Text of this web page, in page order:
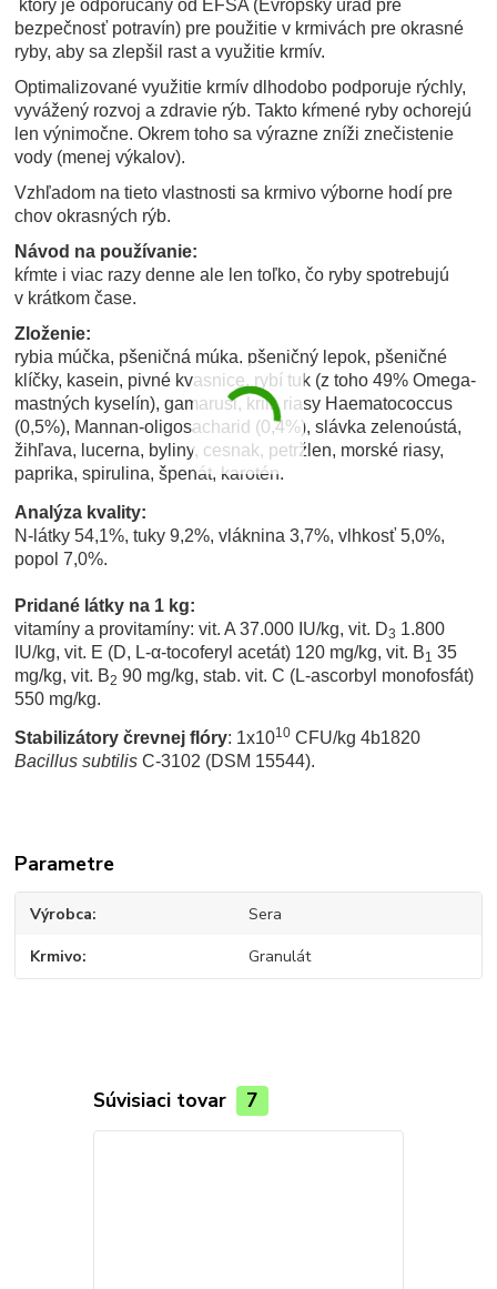
ktorý je odporúčaný od EFSA (Evropský úrad pre
bezpečnosť potravín) pre použitie v krmivách pre okrasné
ryby, aby sa zlepšil rast a využitie krmív.
Optimalizované využitie krmív dlhodobo podporuje rýchly,
vyvážený rozvoj a zdravie rýb. Takto kŕmené ryby ochorejú
len výnimočne. Okrem toho sa výrazne zníži znečistenie
vody (menej výkalov).
Vzhľadom na tieto vlastnosti sa krmivo výborne hodí pre
chov okrasných rýb.
Návod na používanie:
kŕmte i viac razy denne ale len toľko, čo ryby spotrebujú
v krátkom čase.
Zloženie:
rybia múčka, pšeničná múka, pšeničný lepok, pšeničné
klíčky, kasein, pivné kvasnice, rybí tuk (z toho 49% Omega-
mastných kyselín), gamarusi, krill, riasy Haematococcus
(0,5%), Mannan-oligosacharid (0,4%), slávka zelenoústá,
žihľava, lucerna, byliny, cesnak, petržlen, morské riasy,
paprika, spirulina, špenát, karotén.
Analýza kvality:
N-látky 54,1%, tuky 9,2%, vláknina 3,7%, vlhkosť 5,0%,
popol 7,0%.
Pridané látky na 1 kg:
vitamíny a provitamíny: vit. A 37.000 IU/kg, vit. D3 1.800
IU/kg, vit. E (D, L-α-tocoferyl acetát) 120 mg/kg, vit. B1 35
mg/kg, vit. B2 90 mg/kg, stab. vit. C (L-ascorbyl monofosfát)
550 mg/kg.
Stabilizátory črevnej flóry: 1x1010 CFU/kg 4b1820
Bacillus subtilis C-3102 (DSM 15544).
Parametre
Výrobca Sera
Krmivo Granulát
Súvisiaci tovar 7